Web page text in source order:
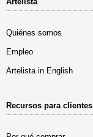
Quiénes somos
Empleo
Artelista in English
Recursos para clientes